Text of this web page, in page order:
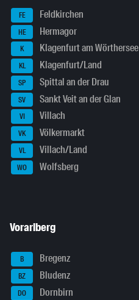
FE Feldkirchen
HE Hermagor
K Klagenfurt am Wörthersee
KL Klagenfurt/Land
SP Spittal an der Drau
SV Sankt Veit an der Glan
VI Villach
VK Völkermarkt
VL Villach/Land
WO Wolfsberg
Vorarlberg
B Bregenz
BZ Bludenz
DO Dornbirn